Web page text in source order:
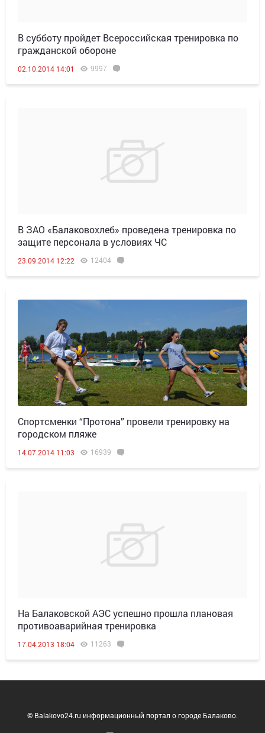
В субботу пройдет Всероссийская тренировка по
гражданской обороне
02.10.2014 14:01 9997
В ЗАО «Балаковохлеб» проведена тренировка по
защите персонала в условиях ЧС
23.09.2014 12:22 12404
Спортсменки “Протона” провели тренировку на
городском пляже
14.07.2014 11:03 16939
На Балаковской АЭС успешно прошла плановая
противоаварийная тренировка
17.04.2013 18:04 11263
© Balakovo24.ru информационный портал о городе Балаково.